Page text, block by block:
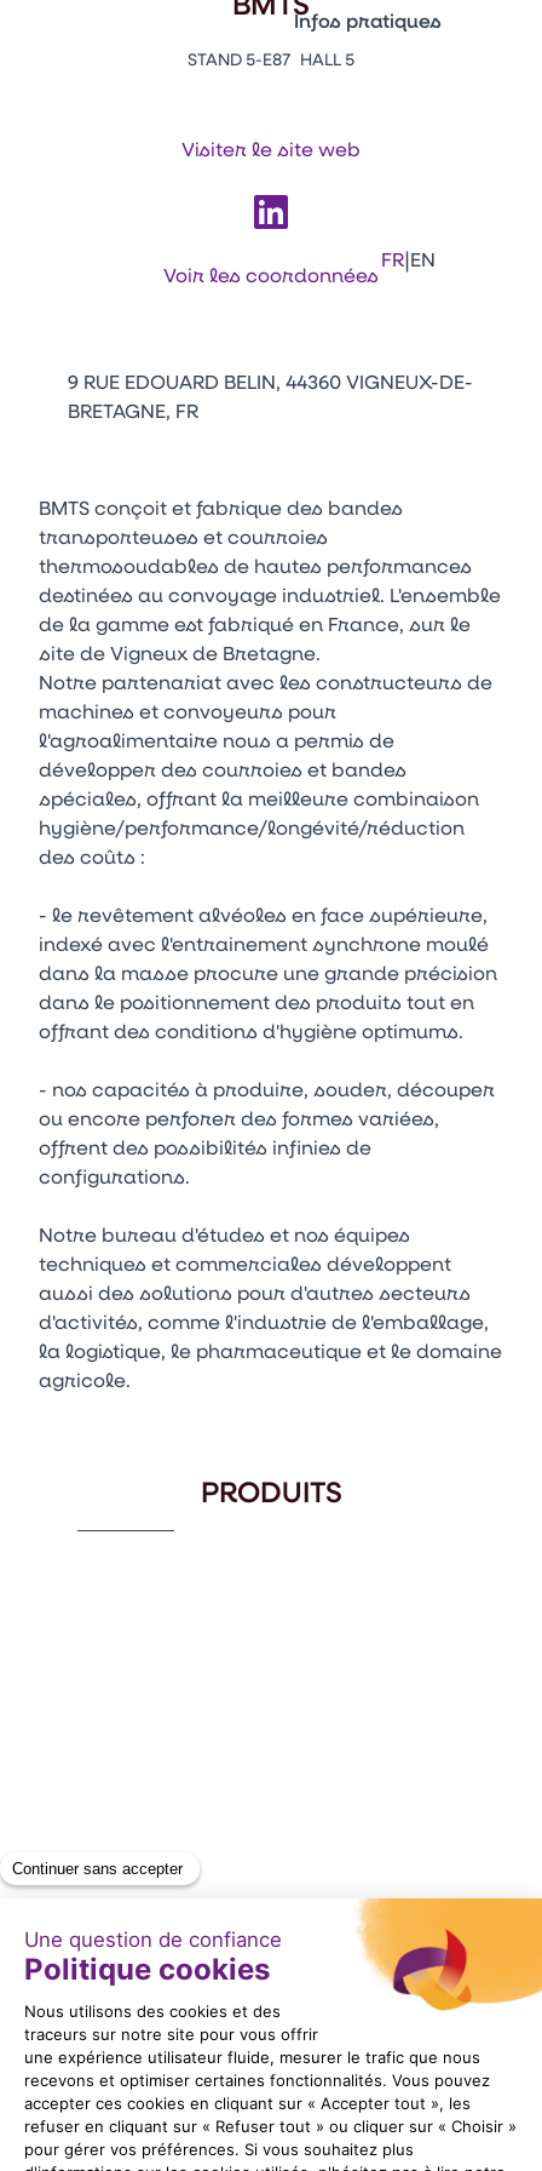
Vitrine Innovations
Emballages
Infos pratiques
Contacts
Appuyez sur Entrée pour
FR|EN
STAND 5-E87 HALL 5
Visiter le site web
Voir les coordonnées
9 RUE EDOUARD BELIN, 44360 VIGNEUX-DE-
BRETAGNE, FR
BMTS conçoit et fabrique des bandes
transporteuses et courroies
thermosoudables de hautes performances
destinées au convoyage industriel. L'ensemble
de la gamme est fabriqué en France, sur le
site de Vigneux de Bretagne.
Notre partenariat avec les constructeurs de
machines et convoyeurs pour
l'agroalimentaire nous a permis de
développer des courroies et bandes
spéciales, offrant la meilleure combinaison
hygiène/performance/longévité/réduction
des coûts :
- le revêtement alvéoles en face supérieure,
indexé avec l'entrainement synchrone moulé
dans la masse procure une grande précision
dans le positionnement des produits tout en
offrant des conditions d'hygiène optimums.
- nos capacités à produire, souder, découper
ou encore perforer des formes variées,
offrent des possibilités infinies de
configurations.
Notre bureau d'études et nos équipes
techniques et commerciales développent
aussi des solutions pour d'autres secteurs
d'activités, comme l'industrie de l'emballage,
la logistique, le pharmaceutique et le domaine
agricole.
PRODUITS
AGROBELT 005R
En savoir +
Item
1
of
1